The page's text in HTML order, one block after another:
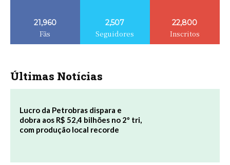
21,960
Fãs
2,507
Seguidores
22,800
Inscritos
Últimas Notícias
Lucro da Petrobras dispara e
dobra aos R$ 52,4 bilhões no 2º tri,
com produção local recorde